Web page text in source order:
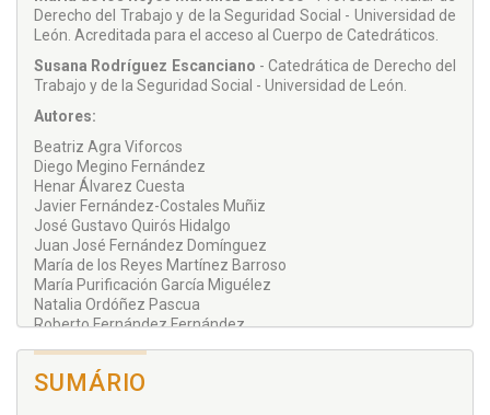
por el Pacto de Toledo - Beatriz Agra Viforcos
Momento Presente de las Lecciones del Profesor Barreiro
González al Revisitar su Obra - Roberto Fernández
Fernández
- El Proceso Laboral (Ayer, Hoy y Siempre) - Rodrigo Tascón
López
- Los Procedimientos de Solución de Conflictos: Real Decreto-
Ley 5/1979, de 26 de Enero. Treinta Años de Aplicación -
Natalia Ordóñez Pascua
EDIÇÃO EUROPEIA:
PÁGINAS: 438 | PREÇO: € 39,99 com IVA | ISBN: 978-989-
7120-930
Derecho del Trabajo y de la Seguridad Social - Universidad de
León. Acreditada para el acceso al Cuerpo de Catedráticos.
Susana Rodríguez Escanciano - Catedrática de Derecho del
Trabajo y de la Seguridad Social - Universidad de León.
Autores:
Beatriz Agra Viforcos
Diego Megino Fernández
Henar Álvarez Cuesta
Javier Fernández-Costales Muñiz
José Gustavo Quirós Hidalgo
Juan José Fernández Domínguez
María de los Reyes Martínez Barroso
María Purificación García Miguélez
Natalia Ordóñez Pascua
Roberto Fernández Fernández
SUMÁRIO